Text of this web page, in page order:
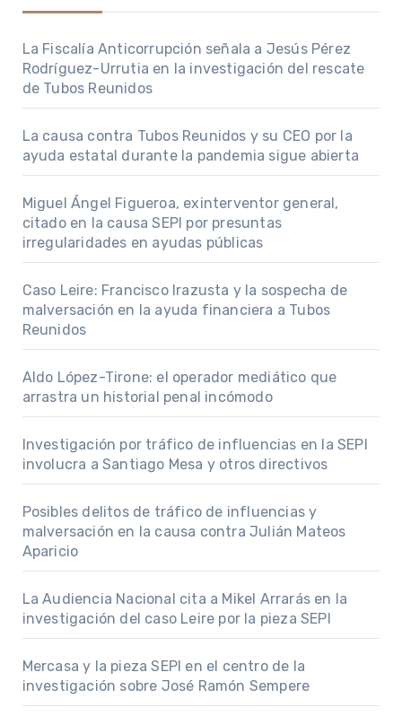
La Fiscalía Anticorrupción señala a Jesús Pérez
Rodríguez-Urrutia en la investigación del rescate
de Tubos Reunidos
La causa contra Tubos Reunidos y su CEO por la
ayuda estatal durante la pandemia sigue abierta
Miguel Ángel Figueroa, exinterventor general,
citado en la causa SEPI por presuntas
irregularidades en ayudas públicas
Caso Leire: Francisco Irazusta y la sospecha de
malversación en la ayuda financiera a Tubos
Reunidos
Aldo López-Tirone: el operador mediático que
arrastra un historial penal incómodo
Investigación por tráfico de influencias en la SEPI
involucra a Santiago Mesa y otros directivos
Posibles delitos de tráfico de influencias y
malversación en la causa contra Julián Mateos
Aparicio
La Audiencia Nacional cita a Mikel Arrarás en la
investigación del caso Leire por la pieza SEPI
Mercasa y la pieza SEPI en el centro de la
investigación sobre José Ramón Sempere